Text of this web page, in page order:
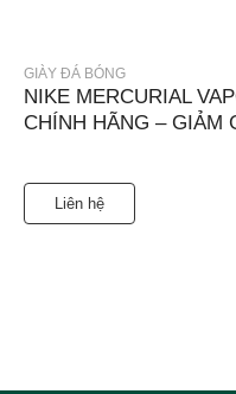
GIÀY ĐÁ BÓNG
NIKE MERCURIAL
CHÍNH HÃNG – GIẢM
Liên hệ